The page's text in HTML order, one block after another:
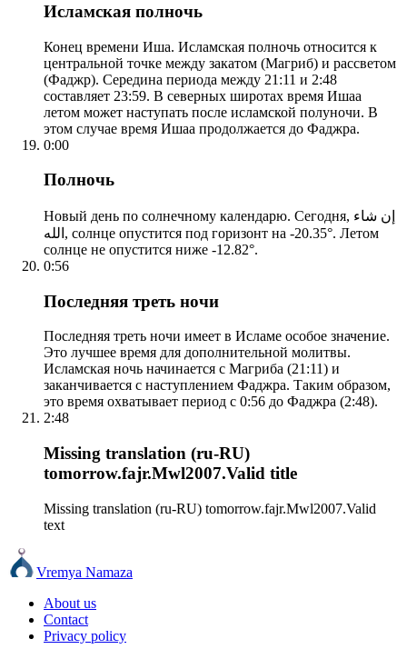
Исламская полночь
Конец времени Иша. Исламская полночь относится к
центральной точке между закатом (Магриб) и рассветом
(Фаджр). Середина периода между 21:11 и 2:48
составляет 23:59. В северных широтах время Ишаа
летом может наступать после исламской полуночи. В
этом случае время Ишаа продолжается до Фаджра.
0:00
Полночь
Новый день по солнечному календарю. Сегодня, إن شاء
الله, солнце опустится под горизонт на -20.35°. Летом
солнце не опустится ниже -12.82°.
0:56
Последняя треть ночи
Последняя треть ночи имеет в Исламе особое значение.
Это лучшее время для дополнительной молитвы.
Исламская ночь начинается с Магриба (21:11) и
заканчивается с наступлением Фаджра. Таким образом,
это время охватывает период с 0:56 до Фаджра (2:48).
2:48
Missing translation (ru-RU)
tomorrow.fajr.Mwl2007.Valid title
Missing translation (ru-RU) tomorrow.fajr.Mwl2007.Valid
text
Vremya Namaza
About us
Contact
Privacy policy